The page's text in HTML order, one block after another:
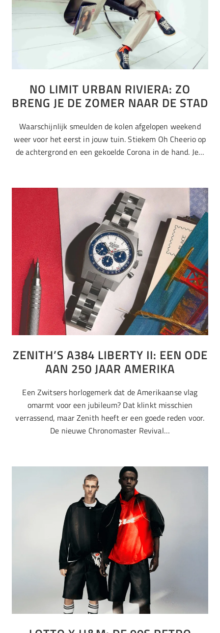
NO LIMIT URBAN RIVIERA: ZO
BRENG JE DE ZOMER NAAR DE STAD
Waarschijnlijk smeulden de kolen afgelopen weekend
weer voor het eerst in jouw tuin. Stiekem Oh Cheerio op
de achtergrond en een gekoelde Corona in de hand. Je…
ZENITH’S A384 LIBERTY II: EEN ODE
AAN 250 JAAR AMERIKA
Een Zwitsers horlogemerk dat de Amerikaanse vlag
omarmt voor een jubileum? Dat klinkt misschien
verrassend, maar Zenith heeft er een goede reden voor.
De nieuwe Chronomaster Revival…